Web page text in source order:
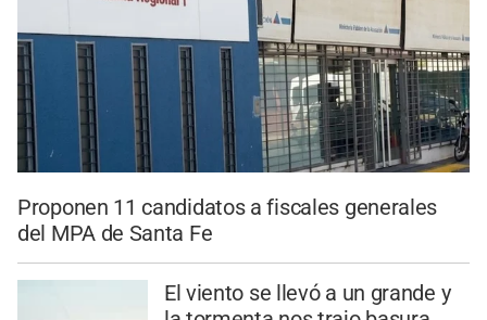
Proponen 11 candidatos a fiscales generales
del MPA de Santa Fe
El viento se llevó a un grande y